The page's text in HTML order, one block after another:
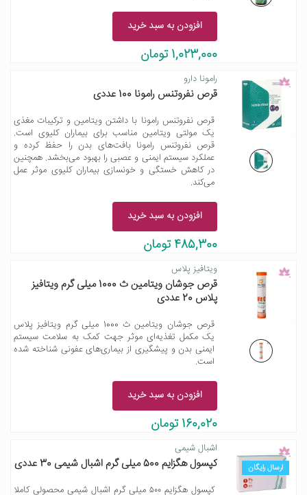
افزودن به سبد خرید
1,023,000 تومان
رامونا دارو
قرص نفروتنس رامونا 100 عددی
قرص نفروتنس رامونا با داشتن ویتامین و ترکیبات مغذی
یک مولتی ویتامین مناسب برای بیماران کلیوی است.
قرص نفروتنس رامونا بافت‌های بدن را حفظ کرده و
عملکرد سیستم ایمنی و عصبی را بهبود می‌بخشد. همچنین
در کاهش خستگی و خونسازی بیماران کلیوی موثر عمل
می‌کند.
افزودن به سبد خرید
485,300 تومان
ویتافیز پلاس
قرص جوشان ویتامین ث 1000 میلی گرم ویتافیز
پلاس 20 عددی
قرص جوشان ویتامین ث 1000 میلی گرم ویتافیز پلاس
یک مکمل تغذیه‌ای موثر جهت کمک به سلامت سیستم
ایمنی بدن و پیشگیری از بیماری‌های عفونی شناخته شده
است.
افزودن به سبد خرید
160,020 تومان
ارسال رایگان
اشبال شیمی
کپسول هگزایم 500 میلی گرم اشبال شیمی 30 عددی
کپسول هگزایم ۵۰۰ میلی گرم اشبال شیمی محصولی کاملا